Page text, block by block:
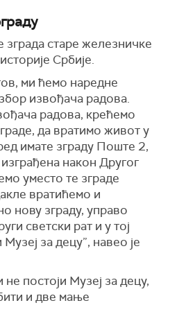
старе железничке
Србије.
ми ћемо наредне
извођача радова.
радова, крећемо
да вратимо живот у
имате зграду Поште 2,
изграђена након Другог
уместо те зграде
вратићемо и
нову зграду, управо
светски рат и у тој
за децу”, навео је
постоји Музеј за децу,
и две мање